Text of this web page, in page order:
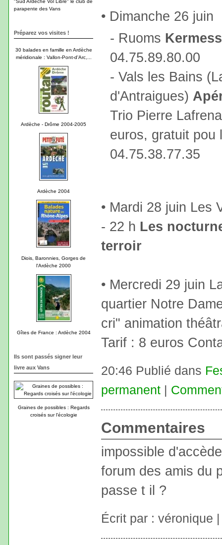
"Sud Ardèche Vol Libre" le club de
parapente des Vans
Préparez vos visites !
30 balades en famille en Ardèche
méridionale : Vallon-Pont-d'Arc,...
Ardèche - Drôme 2004-2005
Ardèche 2004
Diois, Baronnies, Gorges de
l'Ardèche 2000
Gîtes de France : Ardèche 2004
Ils sont passés signer leur
livre aux Vans
Graines de possibles : Regards
croisés sur l'écologie
• Dimanche 26 juin
- Ruoms
04.75.89.80.00
- Vals les Bains
d'Antraigues)
Trio Pierre
euros, gratuit pou
04.75.38.77.35
• Mardi 28 juin Les
- 22 h Les
terroir
• Mercredi 29 juin
quartier Notre
cri" animation
Tarif : 8 euros
20:46 Publié dans
permanent
Commentaires
impossible
forum des amis du
passe t il ?
Écrit par : véronique